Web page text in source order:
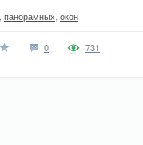
панорамных окон
0 731